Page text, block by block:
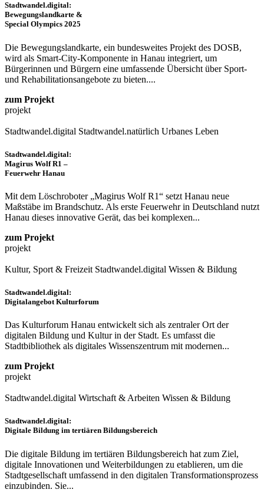
Stadtwandel.digital:
Bewegungslandkarte &
Special Olympics 2025
Die Bewegungslandkarte, ein bundesweites Projekt des DOSB,
wird als Smart-City-Komponente in Hanau integriert, um
Bürgerinnen und Bürgern eine umfassende Übersicht über Sport-
und Rehabilitationsangebote zu bieten....
zum Projekt
projekt
Stadtwandel.digital Stadtwandel.natürlich Urbanes Leben
Stadtwandel.digital:
Magirus Wolf R1 –
Feuerwehr Hanau
Mit dem Löschroboter „Magirus Wolf R1“ setzt Hanau neue
Maßstäbe im Brandschutz. Als erste Feuerwehr in Deutschland nutzt
Hanau dieses innovative Gerät, das bei komplexen...
zum Projekt
projekt
Kultur, Sport & Freizeit Stadtwandel.digital Wissen & Bildung
Stadtwandel.digital:
Digitalangebot Kulturforum
Das Kulturforum Hanau entwickelt sich als zentraler Ort der
digitalen Bildung und Kultur in der Stadt. Es umfasst die
Stadtbibliothek als digitales Wissenszentrum mit modernen...
zum Projekt
projekt
Stadtwandel.digital Wirtschaft & Arbeiten Wissen & Bildung
Stadtwandel.digital:
Digitale Bildung im tertiären Bildungsbereich
Die digitale Bildung im tertiären Bildungsbereich hat zum Ziel,
digitale Innovationen und Weiterbildungen zu etablieren, um die
Stadtgesellschaft umfassend in den digitalen Transformationsprozess
einzubinden. Sie...